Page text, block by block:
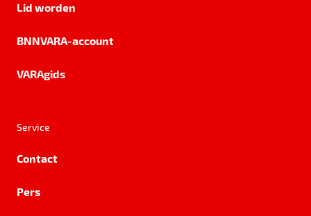
Lid worden
BNNVARA-account
VARAgids
Service
Contact
Pers